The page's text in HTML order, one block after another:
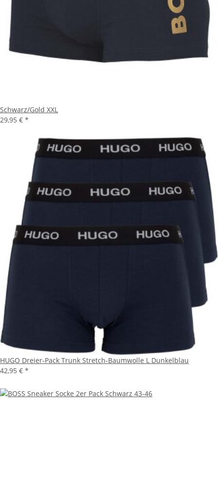
Schwarz/Gold XXL
29,95 € *
HUGO Dreier-Pack Trunk Stretch-Baumwolle L Dunkelblau
42,95 € *